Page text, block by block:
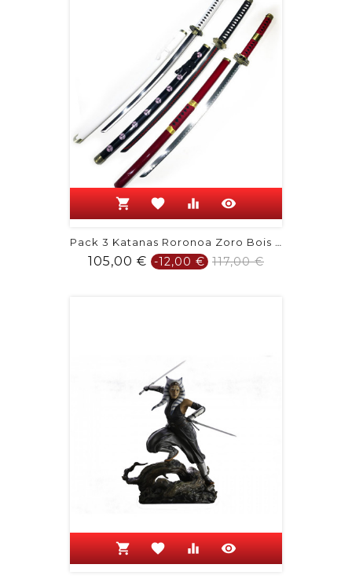
shopping_cart favorite equalizer visibility
Pack 3 Katanas Roronoa Zoro Bois -...
105,00 € Prix
-12,00 € 117,00 €Prix
shopping_cart favorite equalizer visibility